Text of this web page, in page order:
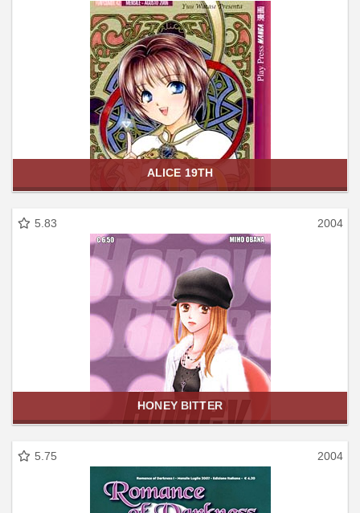
ALICE 19TH
5.83 2004
HONEY BITTER
5.75 2004